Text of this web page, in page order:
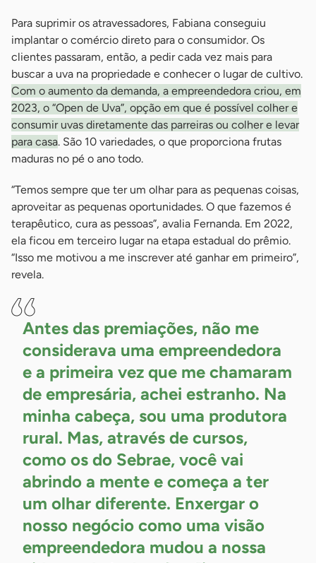
Para suprimir os atravessadores, Fabiana conseguiu
implantar o comércio direto para o consumidor. Os
clientes passaram, então, a pedir cada vez mais para
buscar a uva na propriedade e conhecer o lugar de cultivo.
Com o aumento da demanda, a empreendedora criou, em
2023, o “Open de Uva”, opção em que é possível colher e
consumir uvas diretamente das parreiras ou colher e levar
para casa. São 10 variedades, o que proporciona frutas
maduras no pé o ano todo.
“Temos sempre que ter um olhar para as pequenas coisas,
aproveitar as pequenas oportunidades. O que fazemos é
terapêutico, cura as pessoas”, avalia Fernanda. Em 2022,
ela ficou em terceiro lugar na etapa estadual do prêmio.
“Isso me motivou a me inscrever até ganhar em primeiro”,
revela.
Antes das premiações, não me
considerava uma empreendedora
e a primeira vez que me chamaram
de empresária, achei estranho. Na
minha cabeça, sou uma produtora
rural. Mas, através de cursos,
como os do Sebrae, você vai
abrindo a mente e começa a ter
um olhar diferente. Enxergar o
nosso negócio como uma visão
empreendedora mudou a nossa